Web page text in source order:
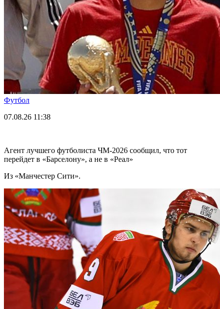
Футбол
07.08.26 11:38
Агент лучшего футболиста ЧМ-2026 cообщил, что тот
перейдет в «Барселону», а не в «Реал»
Из «Манчестер Сити».